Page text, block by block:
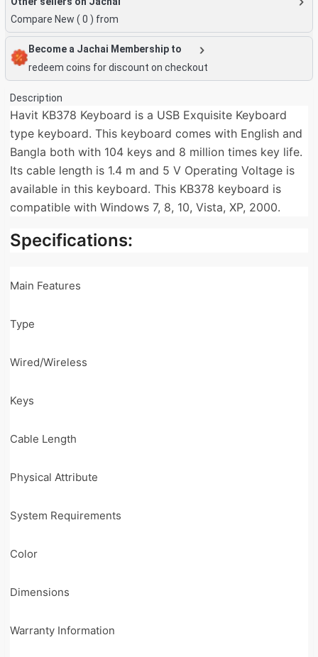
Compare New ( 0 ) from
Become a Jachai Membership to
redeem coins for discount on checkout
Description
Havit KB378 Keyboard is a USB Exquisite Keyboard
type keyboard. This keyboard comes with English and
Bangla both with 104 keys and 8 million times key life.
Its cable length is 1.4 m and 5 V Operating Voltage is
available in this keyboard. This KB378 keyboard is
compatible with Windows 7, 8, 10, Vista, XP, 2000.
Specifications:
Main Features
Type
Wired/Wireless
Keys
Cable Length
Physical Attribute
System Requirements
Color
Dimensions
Warranty Information